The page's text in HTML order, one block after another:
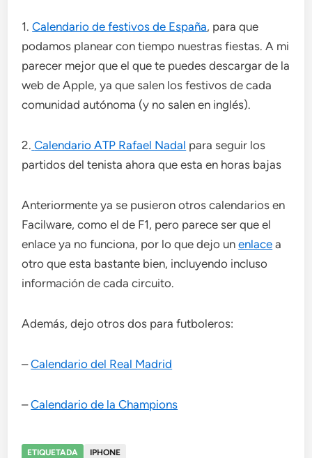
1.Calendario de festivos de España, para que
podamos planear con tiempo nuestras fiestas. A mi
parecer mejor que el que te puedes descargar de la
web de Apple, ya que salen los festivos de cada
comunidad autónoma (y no salen en inglés).
2. Calendario ATP Rafael Nadal para seguir los
partidos del tenista ahora que esta en horas bajas
Anteriormente ya se pusieron otros calendarios en
Facilware, como el de F1, pero parece ser que el
enlace ya no funciona, por lo que dejo unenlace a
otro que esta bastante bien, incluyendo incluso
información de cada circuito.
Además, dejo otros dos para futboleros:
–Calendario del Real Madrid
–Calendario de la Champions
ETIQUETADA IPHONE